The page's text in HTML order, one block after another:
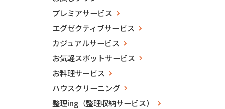
プレミアサービス
エグゼクティブサービス
カジュアルサービス
お気軽スポットサービス
お料理サービス
ハウスクリーニング
整理ing（整理収納サービス）